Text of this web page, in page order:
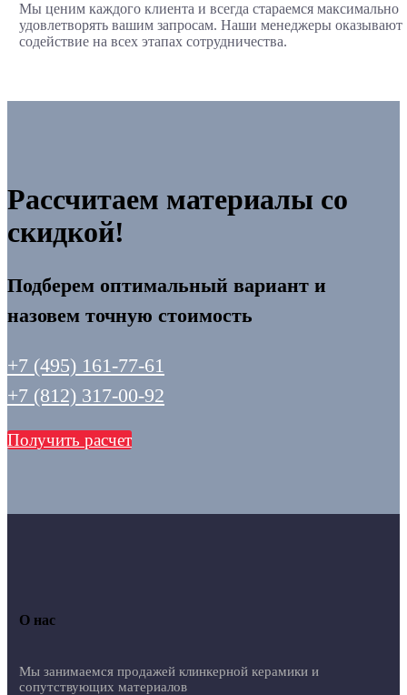
Мы ценим каждого клиента и всегда стараемся максимально
удовлетворять вашим запросам. Наши менеджеры оказывают
содействие на всех этапах сотрудничества.
Рассчитаем материалы со
скидкой!
Подберем оптимальный вариант и
назовем точную стоимость
+7 (495) 161-77-61
+7 (812) 317-00-92
Получить расчет
О нас
Мы занимаемся продажей клинкерной керамики и
сопутствующих материалов